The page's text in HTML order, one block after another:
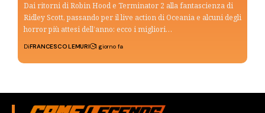
Dai ritorni di Robin Hood e Terminator 2 alla fantascienza di
Ridley Scott, passando per il live action di Oceania e alcuni degli
horror più attesi dell’anno: ecco i migliori…
DiFRANCESCO LEMURI 1 giorno fa